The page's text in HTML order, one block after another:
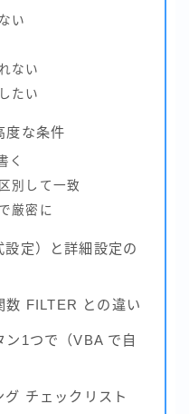
い
ない
たい
度な条件
く
別して一致
厳密に
設定）と詳細設定の
数 FILTER との違い
ン1つで（VBA で自
グ チェックリスト